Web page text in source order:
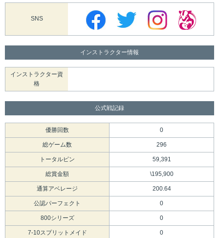
SNS
インストラクター情報
インストラクター資
格
公式戦記録
優勝回数 0
総ゲーム数 296
トータルピン 59,391
総賞金額 \195,900
通算アベレージ 200.64
公認パーフェクト 0
800シリーズ 0
7-10スプリットメイド 0